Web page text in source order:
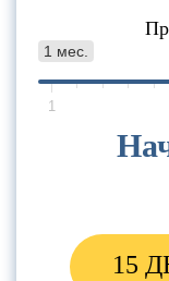
1 мес.
1
15